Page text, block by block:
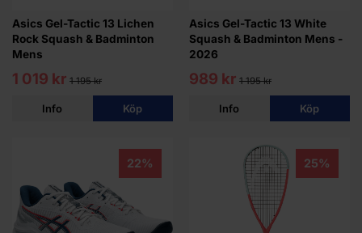
Asics Gel-Tactic 13 Lichen
Rock Squash & Badminton
Mens
1 019 kr 1 195 kr
Info Köp
Asics Gel-Tactic 13 White
Squash & Badminton Mens -
2026
989 kr 1 195 kr
Info Köp
22% 25%